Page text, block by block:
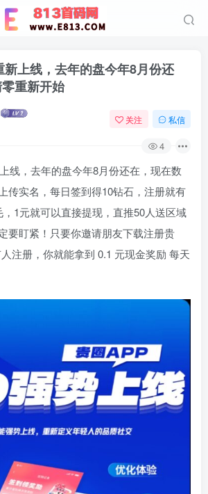
上线，去年的盘今年8月份还
重新开始
关注 私信
4
线，去年的盘今年8月份还在，现在数
传实名，每日签到得10钻石，注册就有
1元就可以直接提现，直推50人送区域
要盯紧！只要你邀请朋友下载注册贵
注册，你就能拿到 0.1 元现金奖励 每天